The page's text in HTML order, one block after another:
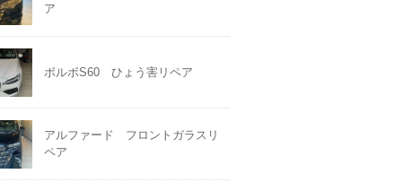
ア
ボルボS60 ひょう害リペア
アルファード フロントガラスリ
ペア